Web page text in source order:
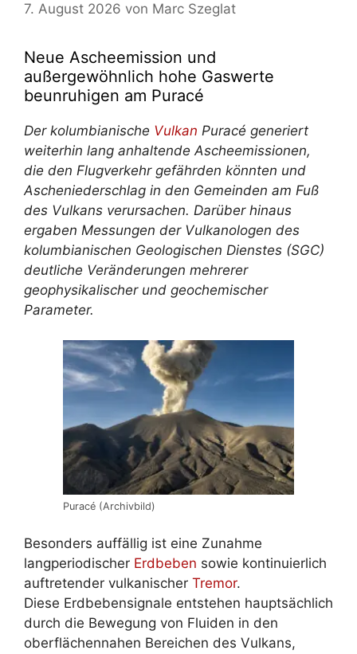
7. August 2026 von Marc Szeglat
Neue Ascheemission und
außergewöhnlich hohe Gaswerte
beunruhigen am Puracé
Der kolumbianische Vulkan Puracé generiert
weiterhin lang anhaltende Ascheemissionen,
die den Flugverkehr gefährden könnten und
Ascheniederschlag in den Gemeinden am Fuß
des Vulkans verursachen. Darüber hinaus
ergaben Messungen der Vulkanologen des
kolumbianischen Geologischen Dienstes (SGC)
deutliche Veränderungen mehrerer
geophysikalischer und geochemischer
Parameter.
Puracé (Archivbild)
Besonders auffällig ist eine Zunahme
langperiodischer Erdbeben sowie kontinuierlich
auftretender vulkanischer Tremor.
Diese Erdbebensignale entstehen hauptsächlich
durch die Bewegung von Fluiden in den
oberflächennahen Bereichen des Vulkans,